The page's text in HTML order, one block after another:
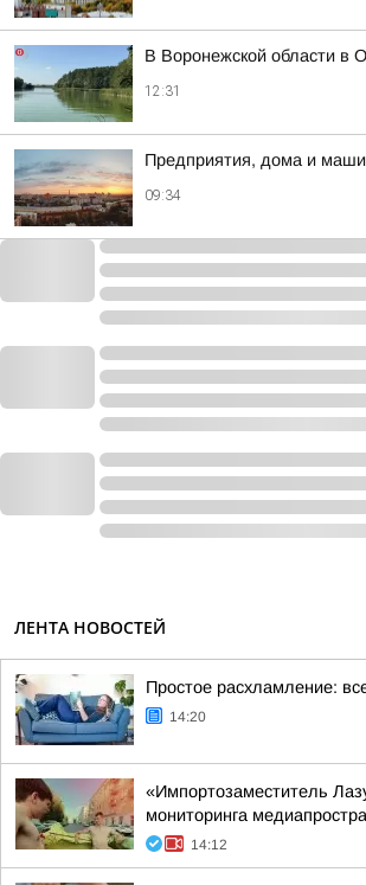
В Воронежской области в
12:31
Предприятия, дома и
09:34
ЛЕНТА НОВОСТЕЙ
Простое расхламление:
14:20
«Импортозаместитель
мониторинга
14:12